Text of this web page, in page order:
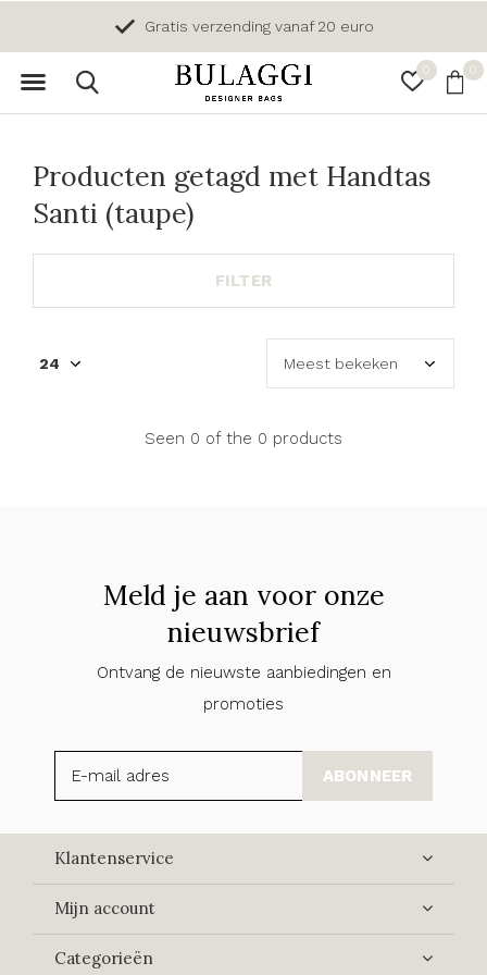
0 0
Gratis verzending vanaf 20 euro
Producten getagd met Handtas
Santi (taupe)
FILTER
Seen 0 of the 0 products
Meld je aan voor onze
nieuwsbrief
Ontvang de nieuwste aanbiedingen en
promoties
ABONNEER
Klantenservice
Mijn account
Categorieën